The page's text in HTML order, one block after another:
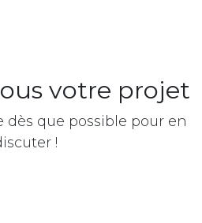
votre projet
dès que possible pour en
!